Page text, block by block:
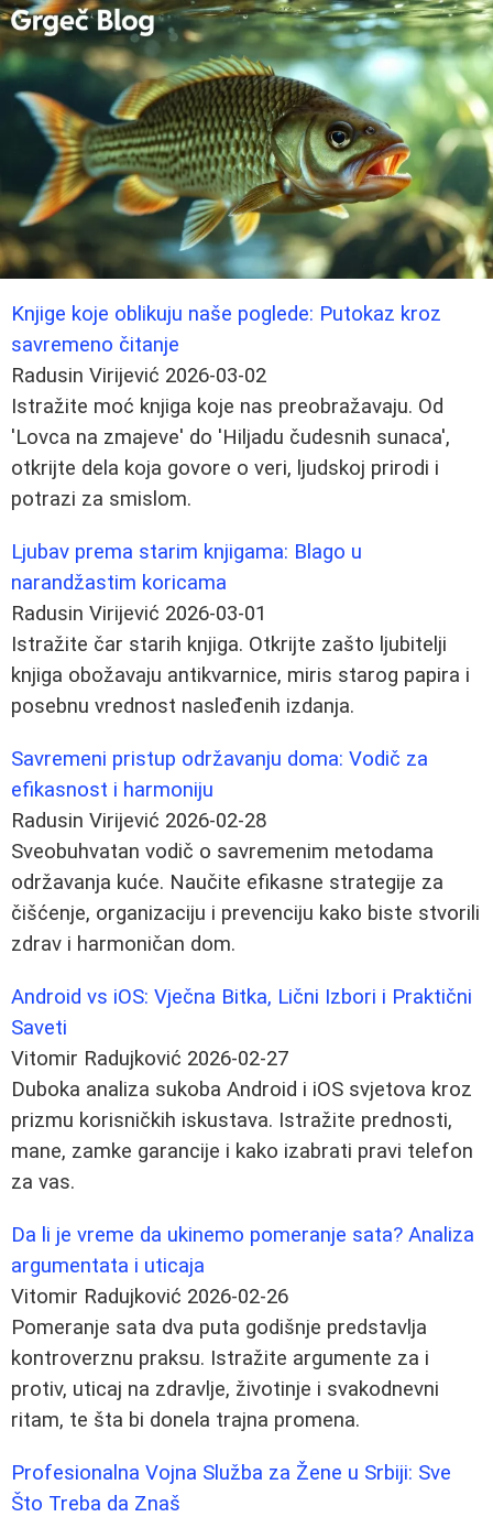
Knjige koje oblikuju naše poglede: Putokaz kroz
savremeno čitanje
Radusin Virijević 2026-03-02
Istražite moć knjiga koje nas preobražavaju. Od
'Lovca na zmajeve' do 'Hiljadu čudesnih sunaca',
otkrijte dela koja govore o veri, ljudskoj prirodi i
potrazi za smislom.
Ljubav prema starim knjigama: Blago u
narandžastim koricama
Radusin Virijević 2026-03-01
Istražite čar starih knjiga. Otkrijte zašto ljubitelji
knjiga obožavaju antikvarnice, miris starog papira i
posebnu vrednost nasleđenih izdanja.
Savremeni pristup održavanju doma: Vodič za
efikasnost i harmoniju
Radusin Virijević 2026-02-28
Sveobuhvatan vodič o savremenim metodama
održavanja kuće. Naučite efikasne strategije za
čišćenje, organizaciju i prevenciju kako biste stvorili
zdrav i harmoničan dom.
Android vs iOS: Vječna Bitka, Lični Izbori i Praktični
Saveti
Vitomir Radujković 2026-02-27
Duboka analiza sukoba Android i iOS svjetova kroz
prizmu korisničkih iskustava. Istražite prednosti,
mane, zamke garancije i kako izabrati pravi telefon
za vas.
Da li je vreme da ukinemo pomeranje sata? Analiza
argumentata i uticaja
Vitomir Radujković 2026-02-26
Pomeranje sata dva puta godišnje predstavlja
kontroverznu praksu. Istražite argumente za i
protiv, uticaj na zdravlje, životinje i svakodnevni
ritam, te šta bi donela trajna promena.
Profesionalna Vojna Služba za Žene u Srbiji: Sve
Što Treba da Znaš